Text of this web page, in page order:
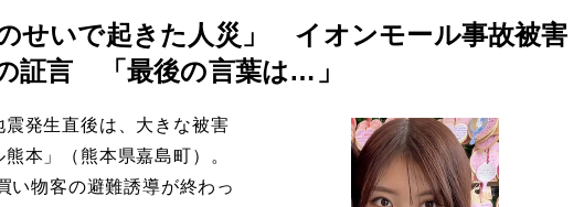
のせいで起きた人災」 イオンモール事故被害
証言 「最後の言葉は…」
発生直後は、大きな被害
本」（熊本県嘉島町）。
い物客の避難誘導が終わっ